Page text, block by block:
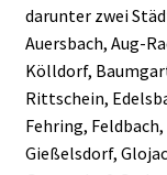
darunter zwei
Auersbach, Aug-
Kölldorf,
Rittschein,
Fehring,
Gießelsdorf,